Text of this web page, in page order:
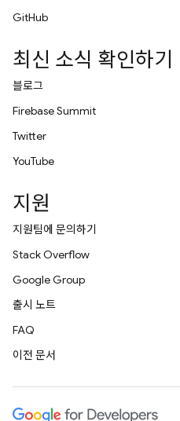
GitHub
최신 소식 확인하기
블로그
Firebase Summit
Twitter
YouTube
지원
지원팀에 문의하기
Stack Overflow
Google Group
출시 노트
FAQ
이전 문서